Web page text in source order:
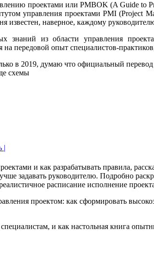
проектами или PMBOK (A Guide to
управления проектами PMI (Project
известен, наверное, каждому
знаний из области управления
передовой опыт специалистов-
в 2019, думаю что официальный
схемы
|
и как разрабатывать правила,
задавать руководителю. Подробно
расписание исполнение
проектом: как сформировать
и как настольная книга